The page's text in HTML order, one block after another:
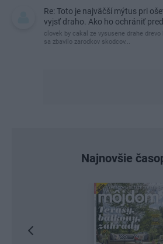
Re: Toto je najväčší mýtus pri
vyjsť draho. Ako ho ochrániť
clovek by cakal ze vysusene drahe
sa zbavilo zarodkov skodcov...
Najnovšie